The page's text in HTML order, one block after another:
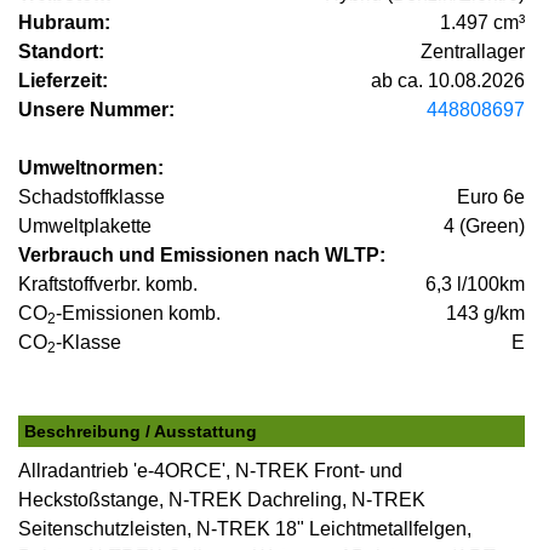
Hubraum:
1.497 cm³
Standort:
Zentrallager
Lieferzeit:
ab ca. 10.08.2026
Unsere Nummer:
448808697
Umweltnormen:
Schadstoffklasse
Euro 6e
Umweltplakette
4 (Green)
Verbrauch und Emissionen nach WLTP:
Kraftstoffverbr. komb.
6,3 l/100km
CO2-Emissionen komb.
143 g/km
CO2-Klasse E
Beschreibung / Ausstattung
Allradantrieb 'e-4ORCE', N-TREK Front- und
Heckstoßstange, N-TREK Dachreling, N-TREK
Seitenschutzleisten, N-TREK 18" Leichtmetallfelgen,